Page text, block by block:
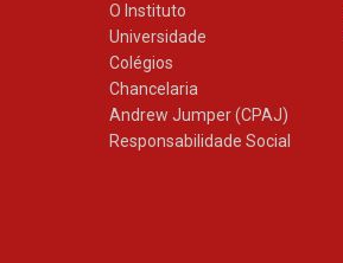
O Instituto
Universidade
Colégios
Chancelaria
Andrew Jumper (CPAJ)
Responsabilidade Social